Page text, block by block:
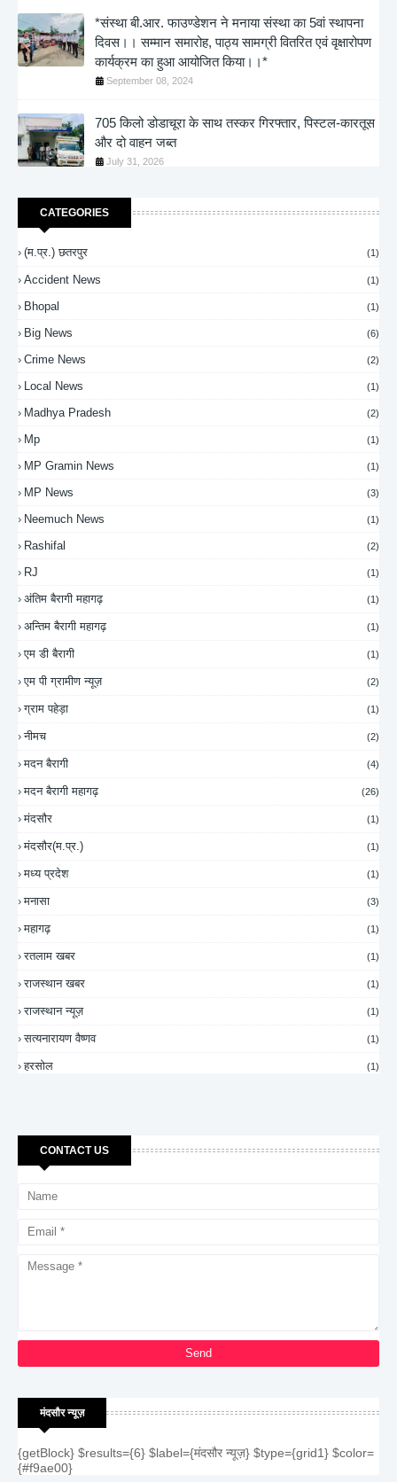
*संस्था बी.आर. फाउण्डेशन ने मनाया संस्था का 5वां स्थापना
दिवस।। सम्मान समारोह, पाठ्य सामग्री वितरित एवं वृक्षारोपण
कार्यक्रम का हुआ आयोजित किया।।*
September 08, 2024
705 किलो डोडाचूरा के साथ तस्कर गिरफ्तार, पिस्टल-कारतूस
और दो वाहन जब्त
July 31, 2026
CATEGORIES
(म.प्र.) छतरपुर (1)
Accident News (1)
Bhopal (1)
Big News (6)
Crime News (2)
Local News (1)
Madhya Pradesh (2)
Mp (1)
MP Gramin News (1)
MP News (3)
Neemuch News (1)
Rashifal (2)
RJ (1)
अंतिम बैरागी महागढ़ (1)
अन्तिम बैरागी महागढ़ (1)
एम डी बैरागी (1)
एम पी ग्रामीण न्यूज़ (2)
ग्राम पहेड़ा (1)
नीमच (2)
मदन बैरागी (4)
मदन बैरागी महागढ़ (26)
मंदसौर (1)
मंदसौर(म.प्र.) (1)
मध्य प्रदेश (1)
मनासा (3)
महागढ़ (1)
रतलाम खबर (1)
राजस्थान खबर (1)
राजस्थान न्यूज़ (1)
सत्यनारायण वैष्णव (1)
हरसोल (1)
CONTACT US
मंदसौर न्यूज़
{getBlock} $results={6} $label={मंदसौर न्यूज़} $type={grid1} $color=
{#f9ae00}